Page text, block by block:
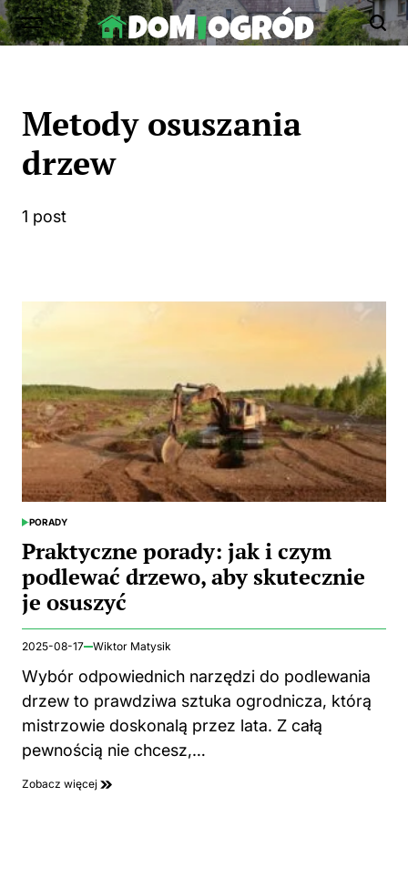
Skip
to
Metody osuszania
drzew
1 post
POSTED
PORADY
Praktyczne porady: jak i czym
podlewać drzewo, aby skutecznie
je osuszyć
2025-08-17 Wiktor Matysik
Wybór odpowiednich narzędzi do podlewania
drzew to prawdziwa sztuka ogrodnicza, którą
mistrzowie doskonalą przez lata. Z całą
pewnością nie chcesz,…
Zobacz więcej